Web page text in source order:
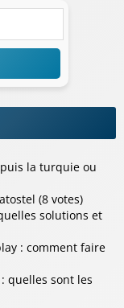
la turquie ou
(8 votes)
solutions et
: comment faire
quelles sont les